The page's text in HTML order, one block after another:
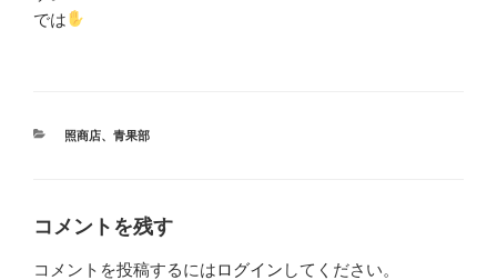
では
カ
照商店、 青果部
コメントを残す
コメントを投稿するにはログイン してください。